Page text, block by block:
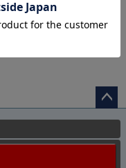
ップ